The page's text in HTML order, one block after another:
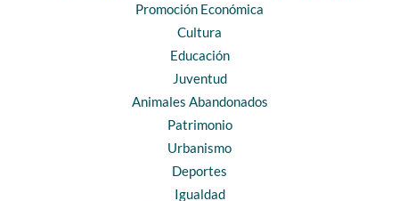
Promoción Económica
Cultura
Educación
Juventud
Animales Abandonados
Patrimonio
Urbanismo
Deportes
Igualdad